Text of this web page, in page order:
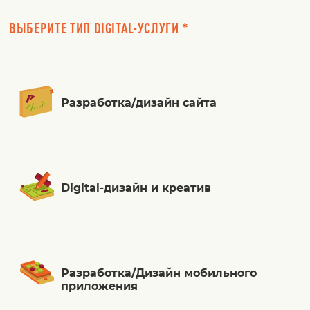
ВЫБЕРИТЕ ТИП DIGITAL-УСЛУГИ *
Разработка/дизайн сайта
Digital-дизайн и креатив
Разработка/Дизайн мобильного
приложения